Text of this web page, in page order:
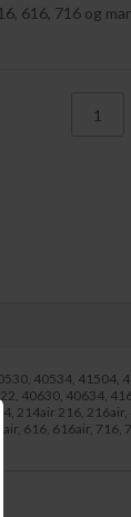
616, 716 og
40534, 41504,
40630, 40634,
214air 216,
616, 616air, 716,